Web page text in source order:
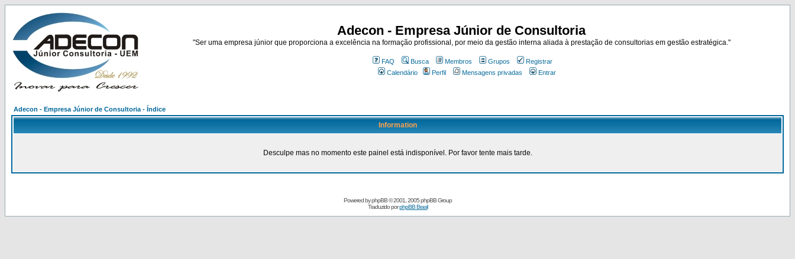
Adecon - Empresa Júnior de Consultoria
"Ser uma empresa júnior que proporciona a excelência na formação profissional, por meio da gestão interna aliada à prestação de consultorias em gestão estratégica."
FAQ Busca Membros Grupos
Registrar
Calendário
Perfil Mensagens privadas Entrar
Adecon - Empresa Júnior de Consultoria - Índice
Information
Desculpe mas no momento este painel está indisponível. Por favor tente mais tarde.
Powered byphpBB© 2001, 2005 phpBB Group
Traduzido porphpBB Brasil